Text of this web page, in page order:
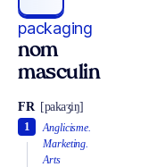
packaging
nom
masculin
FR [pakaʒiŋ]
Anglicisme.
Marketing.
Arts
1